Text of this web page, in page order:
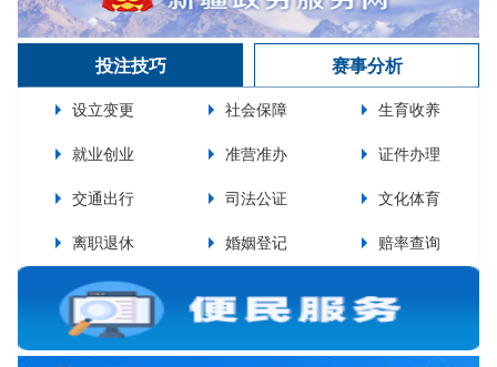
投注技巧 赛事分析
设立变更 社会保障 生育收养
就业创业 准营准办 证件办理
交通出行 司法公证 文化体育
离职退休 婚姻登记 赔率查询